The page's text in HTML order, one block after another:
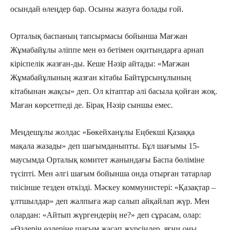
осындай өлеңдер бар. Осыны жазуға болады ғой.
Орталық баспаның тапсырмасы бойынша Мағжан
Жұмабайұлы әліппе мен өз бетімен оқитындарға арнап
кіріспелік жазған-ды. Кеше Нәзір айтады: «Мағжан
Жұмабайұлының жазған кітабы Байтұрсынұлының
кітабынан жақсы» деп. Ол кітаптар әлі басыла қойған жоқ.
Маған көрсетпеді де. Бірақ Нәзір сыншы емес.
Меңдешұлы жолдас «Бөкейханұлы Еңбекші Қазаққа
мақала жазады» деп шағымданыпты. Бұл шағымы 15-
маусымда Орталық комитет жанындағы Баспа бөліміне
түсіпті. Мен әлгі шағым бойынша онда отырған татарлар
тиісінше тезден өткізді. Мәскеу коммунистері: «Қазақтар –
ұлтшылдар» деп жалпыға жар салып айқайлап жүр. Мен
олардан: «Айтып жүргендерің не?» деп сұрасам, олар: